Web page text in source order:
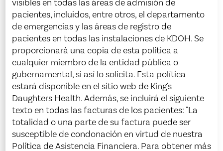
visibles en todas las áreas de admisión de
pacientes, incluidos, entre otros, el departamento
de emergencias y las áreas de registro de
pacientes en todas las instalaciones de KDOH. Se
proporcionará una copia de esta política a
cualquier miembro de la entidad pública o
gubernamental, si así lo solicita. Esta política
estará disponible en el sitio web de King's
Daughters Health. Además, se incluirá el siguiente
texto en todas las facturas de los pacientes: "La
totalidad o una parte de su factura puede ser
susceptible de condonación en virtud de nuestra
Política de Asistencia Financiera. Para obtener más